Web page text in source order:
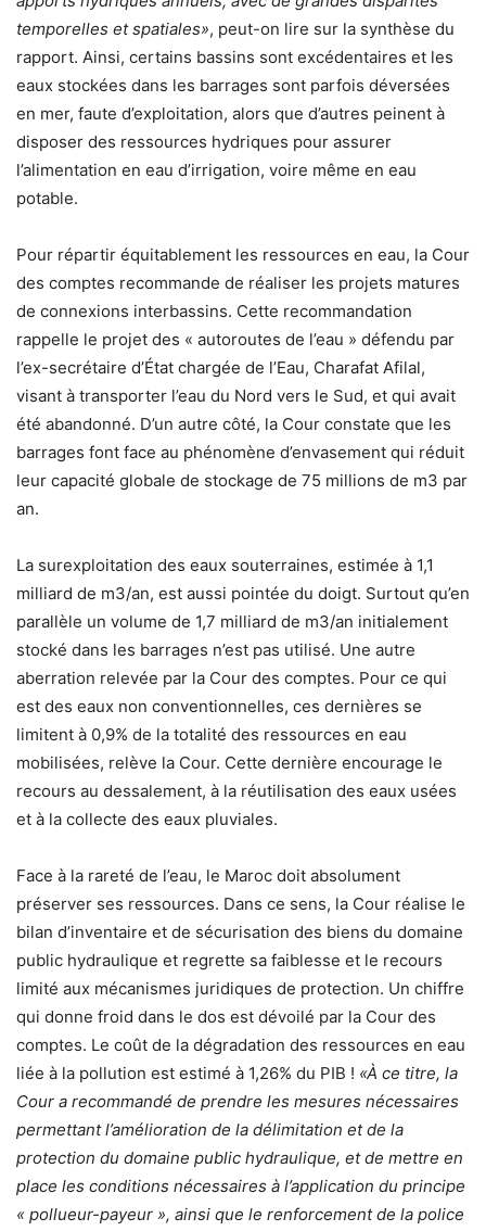
temporelles et spatiales», peut-on lire sur la synthèse du
rapport. Ainsi, certains bassins sont excédentaires et les
eaux stockées dans les barrages sont parfois déversées
en mer, faute d’exploitation, alors que d’autres peinent à
disposer des ressources hydriques pour assurer
l’alimentation en eau d’irrigation, voire même en eau
potable.
Pour répartir équitablement les ressources en eau, la Cour
des comptes recommande de réaliser les projets matures
de connexions interbassins. Cette recommandation
rappelle le projet des « autoroutes de l’eau » défendu par
l’ex-secrétaire d’État chargée de l’Eau, Charafat Afilal,
visant à transporter l’eau du Nord vers le Sud, et qui avait
été abandonné. D’un autre côté, la Cour constate que les
barrages font face au phénomène d’envasement qui réduit
leur capacité globale de stockage de 75 millions de m3 par
an.
La surexploitation des eaux souterraines, estimée à 1,1
milliard de m3/an, est aussi pointée du doigt. Surtout qu’en
parallèle un volume de 1,7 milliard de m3/an initialement
stocké dans les barrages n’est pas utilisé. Une autre
aberration relevée par la Cour des comptes. Pour ce qui
est des eaux non conventionnelles, ces dernières se
limitent à 0,9% de la totalité des ressources en eau
mobilisées, relève la Cour. Cette dernière encourage le
recours au dessalement, à la réutilisation des eaux usées
et à la collecte des eaux pluviales.
Face à la rareté de l’eau, le Maroc doit absolument
préserver ses ressources. Dans ce sens, la Cour réalise le
bilan d’inventaire et de sécurisation des biens du domaine
public hydraulique et regrette sa faiblesse et le recours
limité aux mécanismes juridiques de protection. Un chiffre
qui donne froid dans le dos est dévoilé par la Cour des
comptes. Le coût de la dégradation des ressources en eau
liée à la pollution est estimé à 1,26% du PIB ! «À ce titre, la
Cour a recommandé de prendre les mesures nécessaires
permettant l’amélioration de la délimitation et de la
protection du domaine public hydraulique, et de mettre en
place les conditions nécessaires à l’application du principe
« pollueur-payeur », ainsi que le renforcement de la police